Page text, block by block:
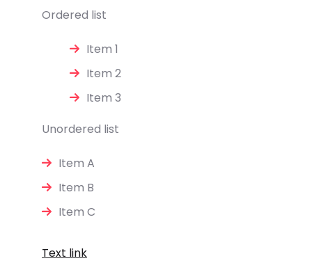
Ordered list
Item 1
Item 2
Item 3
Unordered list
Item A
Item B
Item C
Text link